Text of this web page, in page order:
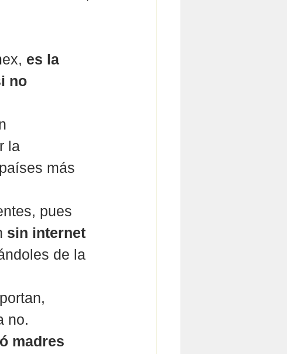
es la
no
la
más
pues
sin internet
de la
no.
madres